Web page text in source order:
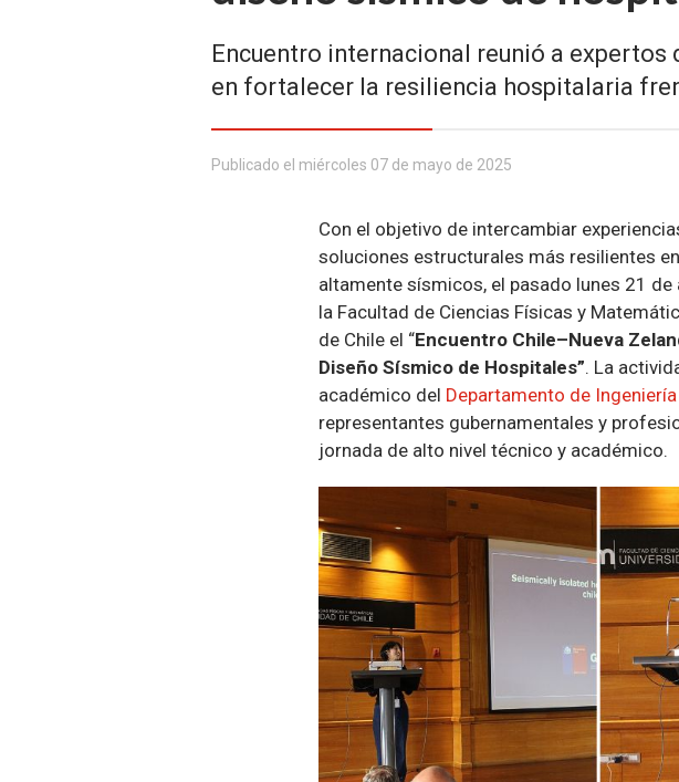
Encuentro internacional reunió a expertos
en fortalecer la resiliencia hospitalaria
Publicado el miércoles 07 de mayo de 2025
Con el objetivo de intercambiar
soluciones estructurales más resilientes
altamente sísmicos, el pasado lunes 21 de
la Facultad de Ciencias Físicas y
de Chile el “Encuentro Chile–Nueva
Diseño Sísmico de Hospitales”. La
académico del Departamento de Ingeniería
representantes gubernamentales y
jornada de alto nivel técnico y académico.